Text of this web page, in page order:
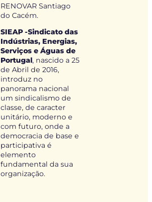
RENOVAR Santiago
do Cacém.
SIEAP -Sindicato das
Indústrias, Energias,
Serviços e Águas de
Portugal, nascido a 25
de Abril de 2016,
introduz no
panorama nacional
um sindicalismo de
classe, de caracter
unitário, moderno e
com futuro, onde a
democracia de base e
participativa é
elemento
fundamental da sua
organização.